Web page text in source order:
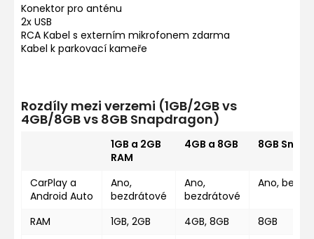
Konektor pro anténu
2x USB
RCA Kabel s externím mikrofonem zdarma
Kabel k parkovací kameře
Rozdíly mezi verzemi (1GB/2GB vs
4GB/8GB vs 8GB Snapdragon)
1GB a 2GB
RAM
4GB a 8GB 8GB
CarPlay a
Android Auto
Ano,
bezdrátové
Ano,
bezdrátové
Ano,
RAM 1GB, 2GB 4GB, 8GB
8GB